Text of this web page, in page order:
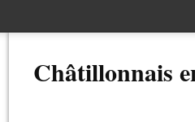
Châtillonnais